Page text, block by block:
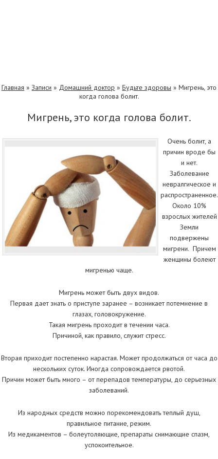
Главная » Записи » Домашний доктор » Будьте здоровы » Мигрень, это
когда голова болит.
Мигрень, это когда голова болит.
Очень болит, а
причин вроде бы
и нет.
Заболевание
невралгическое и
распространенное.
Около 10%
взрослых жителей
Земли
подвержены
мигрени. Причем
женщины болеют
мигренью чаще.
Мигрень может быть двух видов.
Первая дает знать о приступе заранее – возникает потемнение в
глазах, головокружение.
Такая мигрень проходит в течении часа.
Причиной, как правило, служит стресс.
Вторая приходит постепенно нарастая. Может продолжаться от часа до
нескольких суток. Иногда сопровождается рвотой.
Причин может быть много – от перепадов температуры, до серьезных
заболеваний.
Из народных средств можно порекомендовать теплый душ,
правильное питание, режим.
Из медикаментов – болеутоляющие, препараты снимающие спазм,
успокоительное.